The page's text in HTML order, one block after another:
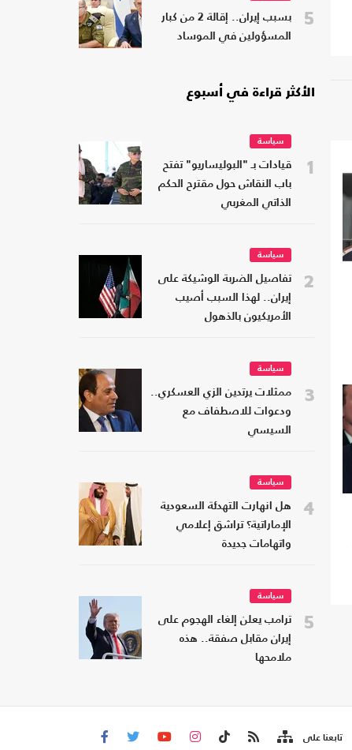
5
بسبب إيران.. إقالة 2 من كبار
المسؤولين في الموساد
الأكثر قراءة في أسبوع
1
سياسة
قيادات بـ "البوليساريو" تفتح
باب النقاش حول مقترح الحكم
الذاتي المغربي
2
سياسة
تفاصيل الضربة الوشيكة على
إيران.. لهذا السبب أصيب
الأمريكيون بالذهول
3
سياسة
ممثلات يرتدين الزي العسكري..
ودعوات للاصطفاف مع
السيسي
4
سياسة
هل انهارت التهدئة السعودية
الإماراتية؟ تراشق إعلامي
واتهامات جديدة
5
سياسة
ترامب يعلن إلغاء الهجوم على
إيران مقابل صفقة.. هذه
ملامحها
تابعنا على